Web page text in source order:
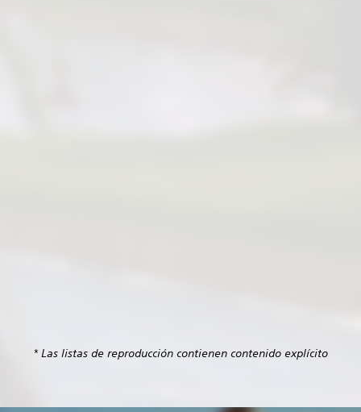
* Las listas de reproducción contienen contenido explícito